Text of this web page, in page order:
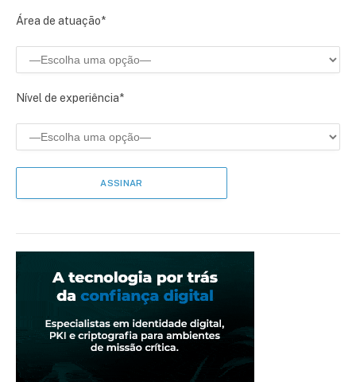
Área de atuação*
Nível de experiência*